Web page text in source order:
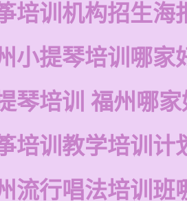
培训机构招生海
小提琴培训哪家
琴培训 福州哪
培训教学培训计
流行唱法培训班